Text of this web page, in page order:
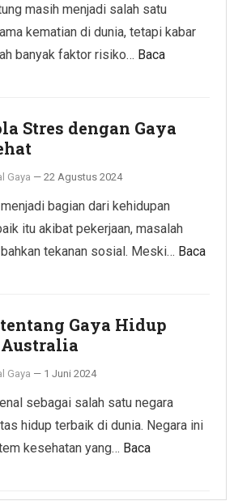
masih menjadi salah satu
kematian di dunia, tetapi kabar
banyak faktor risiko… Baca
Stres dengan Gaya
Gaya — 22 Agustus 2024
bagian dari kehidupan
itu akibat pekerjaan, masalah
tekanan sosial. Meski… Baca
Gaya Hidup
Gaya — 1 Juni 2024
sebagai salah satu negara
hidup terbaik di dunia. Negara ini
kesehatan yang… Baca